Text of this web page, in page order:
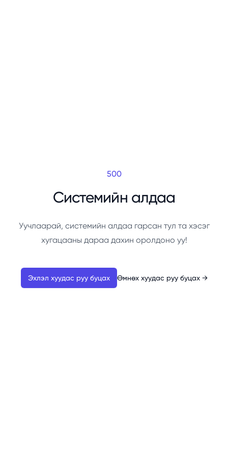
500
Системийн алдаа
Уучлаарай, системийн алдаа гарсан тул та хэсэг
хугацааны дараа дахин оролдоно уу!
Эхлэл хуудас руу буцах Өмнөх хуудас руу буцах →